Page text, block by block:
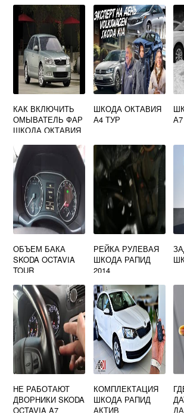
КАК ВКЛЮЧИТЬ
ОМЫВАТЕЛЬ ФАР
ШКОДА ОКТАВИЯ
ШКОДА ОКТАВИЯ
А4 ТУР
ОБЪЕМ БАКА
SKODA OCTAVIA
TOUR
РЕЙКА РУЛЕВАЯ
ШКОДА РАПИД
2014
НЕ РАБОТАЮТ
ДВОРНИКИ SKODA
OCTAVIA A7
КОМПЛЕКТАЦИЯ
ШКОДА РАПИД
АКТИВ